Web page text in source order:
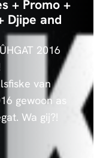
+ Promo +
Djipe and
2016
van
gewoon as
Wa gij?!